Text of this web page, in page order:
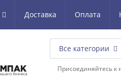
Доставка Оплата
Все категории
Присоединяйтесь к